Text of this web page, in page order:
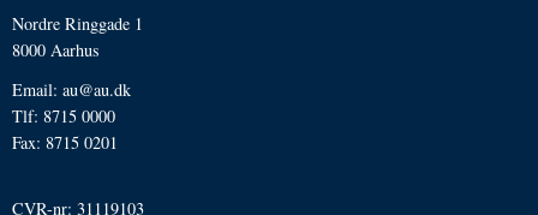
Nordre Ringgade 1
8000 Aarhus
Email: au@au.dk
Tlf: 8715 0000
Fax: 8715 0201
CVR-nr: 31119103